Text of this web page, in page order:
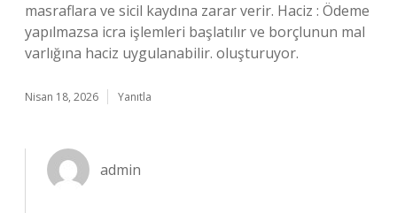
masraflara ve sicil kaydına zarar verir. Haciz : Ödeme
yapılmazsa icra işlemleri başlatılır ve borçlunun mal
varlığına haciz uygulanabilir. oluşturuyor.
Nisan 18, 2026 Yanıtla
admin